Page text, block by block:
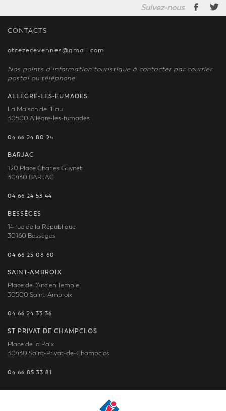
Suivez-nous
CONTACTS
otcezecevennes@gmail.com
Nos points d’information touristique à contacter par courrier
postal ou téléphone
ALLÈGRE-LES-FUMADES
La Maison de l'Eau
30500 Allègre-les-fumades
04 66 24 80 24
BARJAC
120 Place Charles Guynet
30430 BARJAC
04 66 24 53 44
BESSÈGES
14 rue de la République
30160 Bessèges
04 66 25 08 60
SAINT-AMBROIX
Place de l'Ancien Temple
30500 Saint-Ambroix
04 66 24 33 36
ST PRIVAT DE CHAMPCLOS
Place de la Paix
30430 Saint-Privat-de-Champclos
04 66 85 33 81